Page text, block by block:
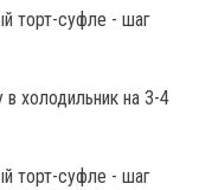
холодильник на 3-4